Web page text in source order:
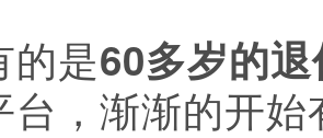
的是60多岁的
台，渐渐的开